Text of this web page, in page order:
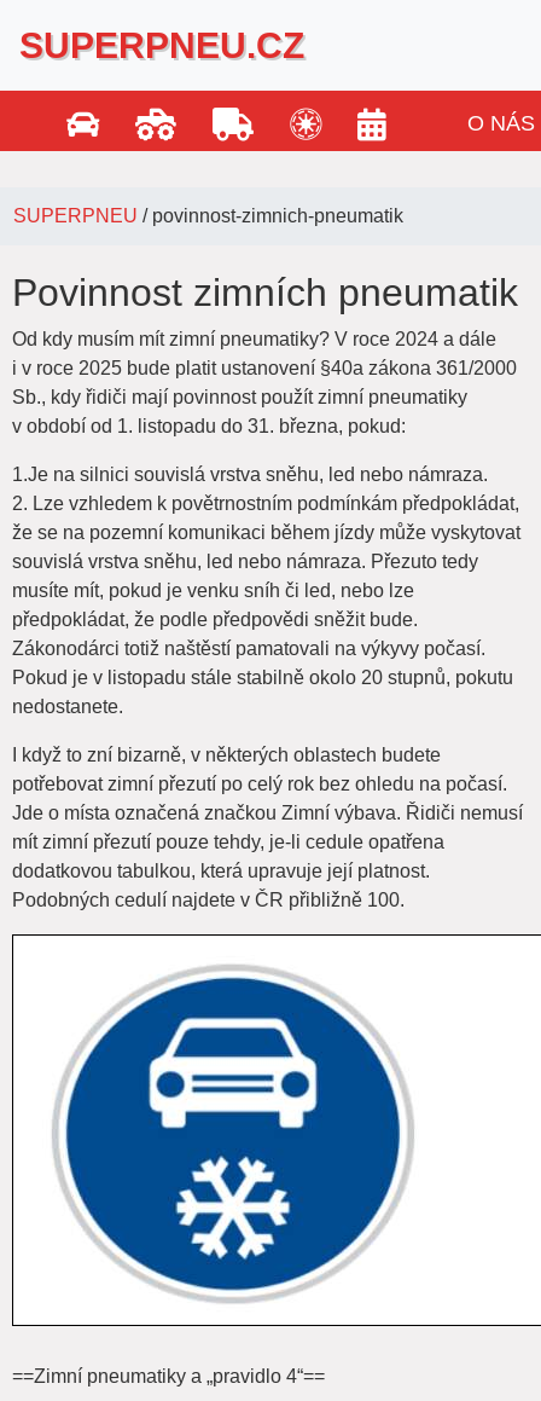
SUPERPNEU.CZ
O NÁS
SUPERPNEU / povinnost-zimnich-pneumatik
Povinnost zimních pneumatik
Od kdy musím mít zimní pneumatiky? V roce 2024 a dále
i v roce 2025 bude platit ustanovení §40a zákona 361/2000
Sb., kdy řidiči mají povinnost použít zimní pneumatiky
v období od 1. listopadu do 31. března, pokud:
1.Je na silnici souvislá vrstva sněhu, led nebo námraza.
2. Lze vzhledem k povětrnostním podmínkám předpokládat,
že se na pozemní komunikaci během jízdy může vyskytovat
souvislá vrstva sněhu, led nebo námraza. Přezuto tedy
musíte mít, pokud je venku sníh či led, nebo lze
předpokládat, že podle předpovědi sněžit bude.
Zákonodárci totiž naštěstí pamatovali na výkyvy počasí.
Pokud je v listopadu stále stabilně okolo 20 stupnů, pokutu
nedostanete.
I když to zní bizarně, v některých oblastech budete
potřebovat zimní přezutí po celý rok bez ohledu na počasí.
Jde o místa označená značkou Zimní výbava. Řidiči nemusí
mít zimní přezutí pouze tehdy, je-li cedule opatřena
dodatkovou tabulkou, která upravuje její platnost.
Podobných cedulí najdete v ČR přibližně 100.
==Zimní pneumatiky a „pravidlo 4“==